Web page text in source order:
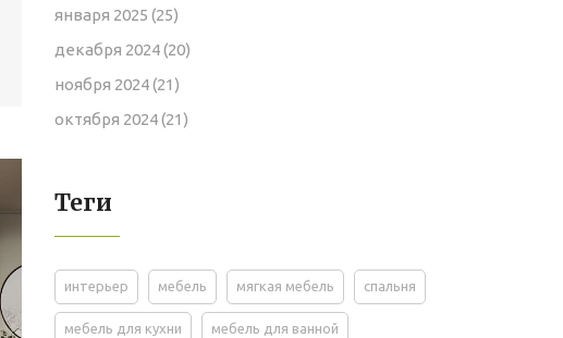
января 2025 (25)
декабря 2024(20)
ноября 2024(21)
октября 2024(21)
Теги
интерьер мебель мягкая мебель спальня
мебель для кухни мебель для ванной